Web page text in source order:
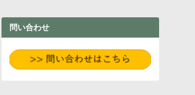
問い合わせ